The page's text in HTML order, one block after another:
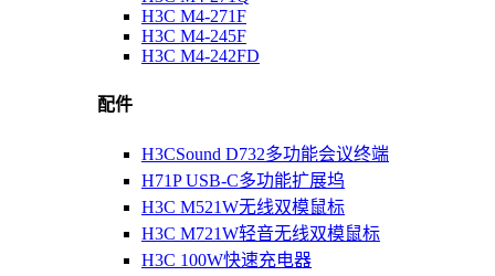
H3C M4-271F
H3C M4-245F
H3C M4-242FD
配件
H3CSound D732多功能会议终端
H71P USB-C多功能扩展坞
H3C M521W无线双模鼠标
H3C M721W轻音无线双模鼠标
H3C 100W快速充电器